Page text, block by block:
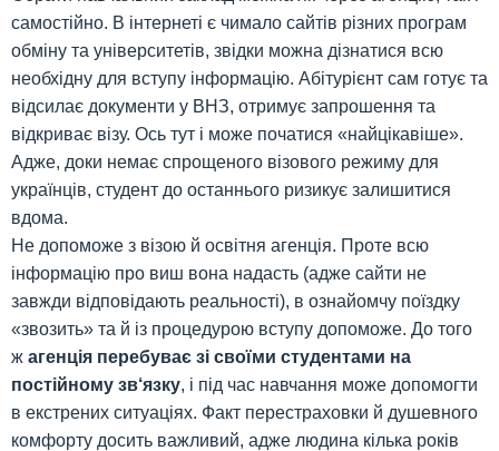
самостійно. В інтернеті є чимало сайтів різних програм
обміну та університетів, звідки можна дізнатися всю
необхідну для вступу інформацію. Абітурієнт сам готує та
відсилає документи у ВНЗ, отримує запрошення та
відкриває візу. Ось тут і може початися «найцікавіше».
Адже, доки немає спрощеного візового режиму для
українців, студент до останнього ризикує залишитися
вдома.
Не допоможе з візою й освітня агенція. Проте всю
інформацію про виш вона надасть (адже сайти не
завжди відповідають реальності), в ознайомчу поїздку
«звозить» та й із процедурою вступу допоможе. До того
ж агенція перебуває зі своїми студентами на
постійному зв‘язку, і під час навчання може допомогти
в екстрених ситуаціях. Факт перестраховки й душевного
комфорту досить важливий, адже людина кілька років